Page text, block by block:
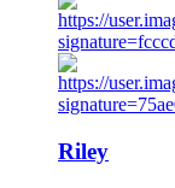
Riley